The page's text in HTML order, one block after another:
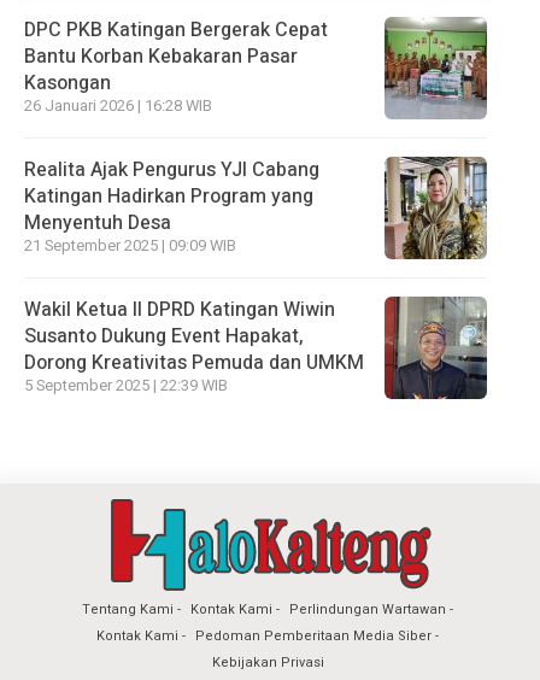
DPC PKB Katingan Bergerak Cepat
Bantu Korban Kebakaran Pasar
Kasongan
26 Januari 2026 | 16:28 WIB
Realita Ajak Pengurus YJI Cabang
Katingan Hadirkan Program yang
Menyentuh Desa
21 September 2025 | 09:09 WIB
Wakil Ketua II DPRD Katingan Wiwin
Susanto Dukung Event Hapakat,
Dorong Kreativitas Pemuda dan UMKM
5 September 2025 | 22:39 WIB
Tentang Kami Kontak Kami
Perlindungan Wartawan
Kontak Kami
Pedoman Pemberitaan Media Siber
Kebijakan Privasi